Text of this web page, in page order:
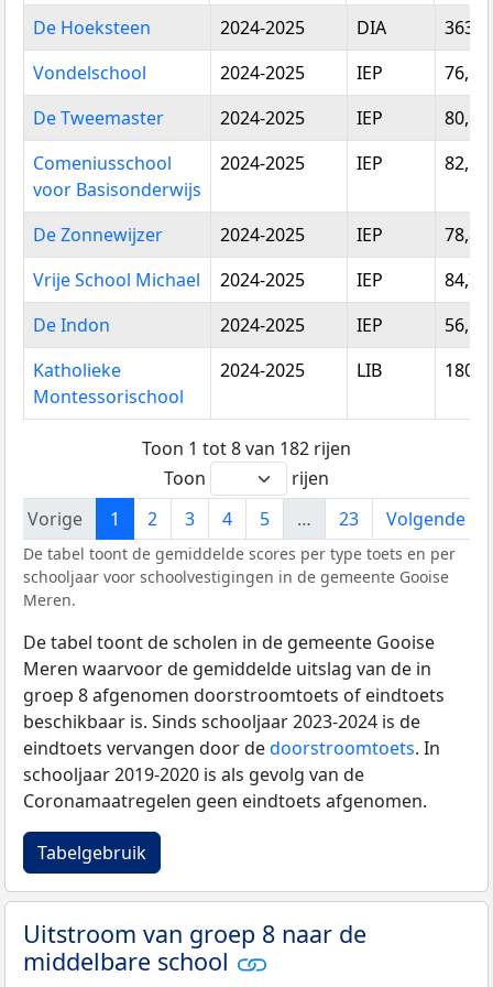
Vestigingsnaam Schooljaar
Type
toets
score
De Hoeksteen 2024-2025 DIA
Vondelschool
2024-2025 IEP
76,54
De Tweemaster
2024-2025 IEP
80,53
Comeniusschool
voor Basisonderwijs
2024-2025 IEP 82,11
De Zonnewijzer 2024-2025 IEP
78,82
Vrije School Michael
2024-2025 IEP
84,73
De Indon
2024-2025 IEP
56,67
Katholieke
Montessorischool
2024-2025 LIB
Toon 1 tot 8 van 182 rijen
Toon
rijen
Vorige
1 2 3 4 5 … 23 Volgende
De tabel toont de gemiddelde scores per type toets en per
schooljaar voor schoolvestigingen in de gemeente Gooise
Meren.
De tabel toont de scholen in de gemeente Gooise
Meren waarvoor de gemiddelde uitslag van de in
groep 8 afgenomen doorstroomtoets of eindtoets
beschikbaar is. Sinds schooljaar 2023-2024 is de
eindtoets vervangen door dedoorstroomtoets. In
schooljaar 2019-2020 is als gevolg van de
Coronamaatregelen geen eindtoets afgenomen.
Tabelgebruik
Uitstroom van groep 8 naar de
middelbare school